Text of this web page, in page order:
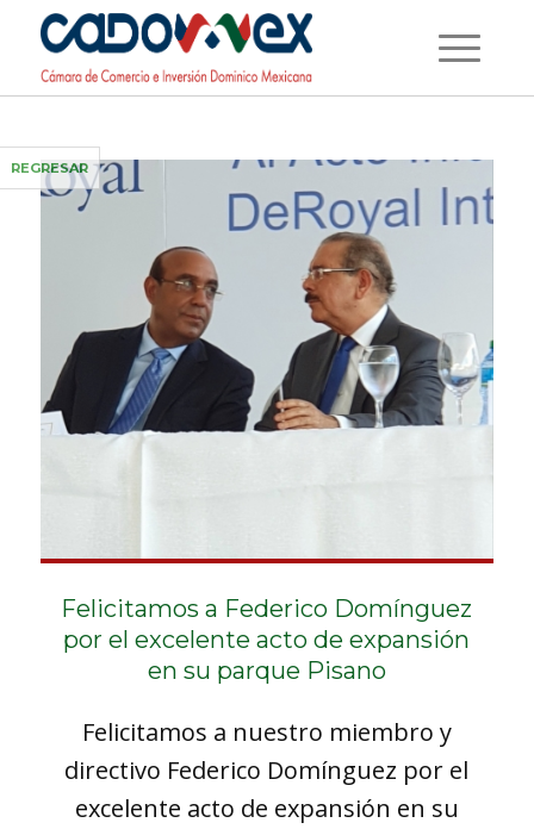
REGRESAR
Felicitamos a Federico Domínguez
por el excelente acto de expansión
en su parque Pisano
Felicitamos a nuestro miembro y
directivo Federico Domínguez por el
excelente acto de expansión en su